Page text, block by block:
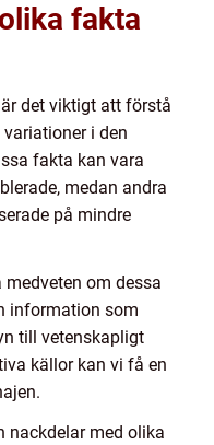
fakta
det viktigt att förstå
i den
fakta kan vara
medan andra
på mindre
om dessa
information som
till vetenskapligt
källor kan vi få en
nackdelar med olika